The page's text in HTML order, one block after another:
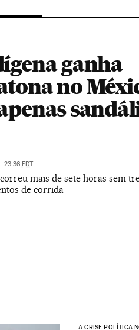
ganha
no
23:36 EDT
mais de sete horas sem
de corrida
A CRISE POLÍTICA